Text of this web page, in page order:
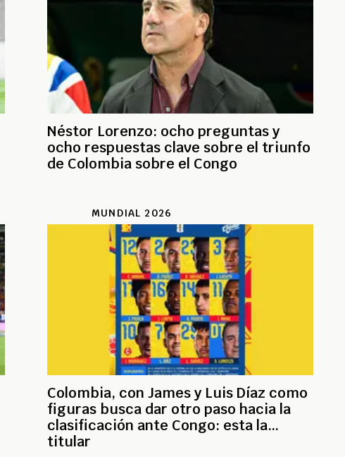
Néstor Lorenzo: ocho preguntas y
ocho respuestas clave sobre el triunfo
de Colombia sobre el Congo
MUNDIAL 2026
Colombia, con James y Luis Díaz como
figuras busca dar otro paso hacia la
clasificación ante Congo: esta la
titular